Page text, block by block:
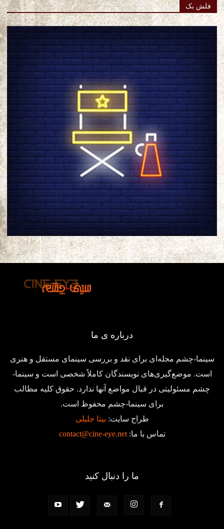
فلش بک
درباره ی ما
سینما-چشم مجله‌ای برای نقد و بررسی سینمای مستقل و هنری
است. موضع‌گیری‌های نویسندگان کاملاً شخصی است و سینما-
چشم مسئولیتی در قبال مواضع آنها ندارد. حقوق کلیه مطالب
برای سینما-چشم محفوظ است.
طراح سایت: بیتا جلیلی
تماس با ما:contact@cine-eye.net
ما را دنبال کنید